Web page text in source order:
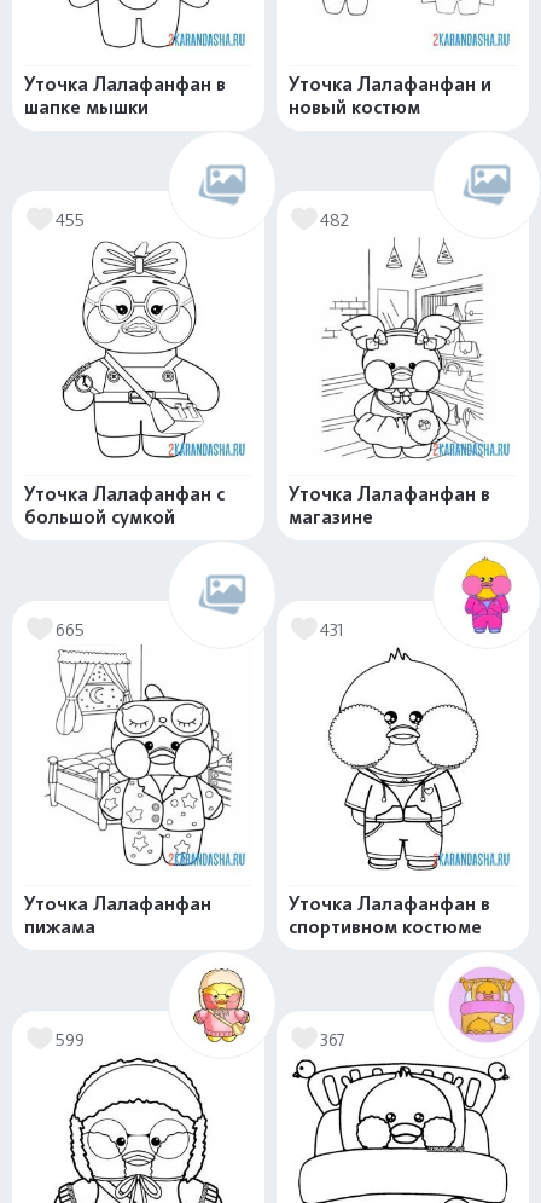
Уточка Лалафанфан в
шапке мышки
Уточка Лалафанфан и
новый костюм
455
Уточка Лалафанфан с
большой сумкой
482
Уточка Лалафанфан в
магазине
665
Уточка Лалафанфан
пижама
431
Уточка Лалафанфан в
спортивном костюме
599 367